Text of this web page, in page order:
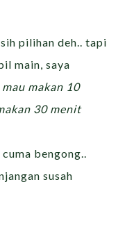
pilihan deh.. tapi
main, saya
makan 10
30 menit
bengong..
susah